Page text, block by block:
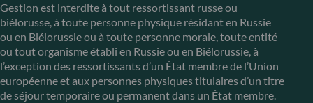
Gestion est interdite à tout ressortissant russe ou
biélorusse, à toute personne physique résidant en Russie
ou en Biélorussie ou à toute personne morale, toute entité
ou tout organisme établi en Russie ou en Biélorussie, à
l’exception des ressortissants d’un État membre de l’Union
européenne et aux personnes physiques titulaires d’un titre
de séjour temporaire ou permanent dans un État membre.